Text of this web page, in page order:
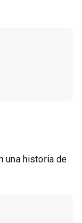
una historia de